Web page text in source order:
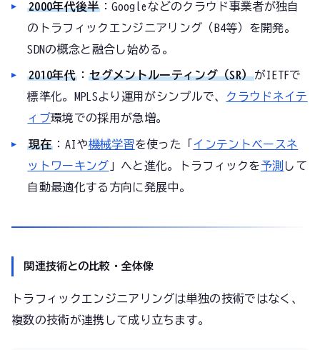
2000年代後半 ：Googleなどのクラウド事業者が独自
のトラフィックエンジニアリング（B4等）を開発。
SDNの概念と融合し始める。
2010年代： セグメントルーティング（SR）がIETFで
標準化。MPLSより運用がシンプルで、 クラウドネイテ
ィブ環境での採用が急増。
現在 ：AIや機械学習を使った「 インテントベースネ
ットワーキング 」へと進化。トラフィックを予測 して
自動最適化する方向に発展中。
関連技術との比較・全体像
トラフィックエンジニアリングは単独の技術ではなく、
複数の技術が連携して成り立ちます。